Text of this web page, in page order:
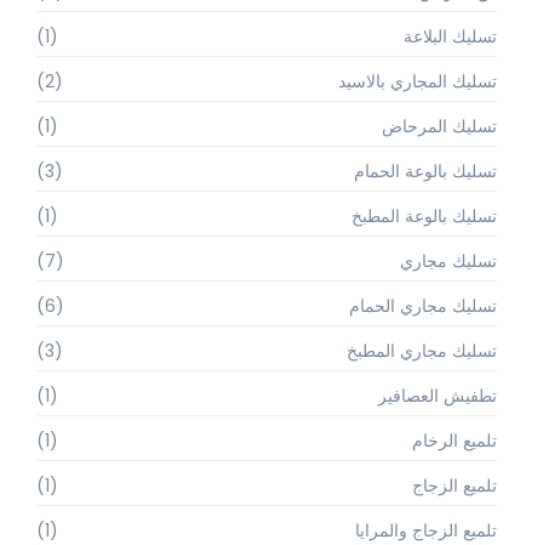
تسليك البلاعة
(1)
تسليك المجاري بالاسيد
(2)
تسليك المرحاض
(1)
تسليك بالوعة الحمام
(3)
تسليك بالوعة المطبخ
(1)
تسليك مجاري
(7)
تسليك مجاري الحمام
(6)
تسليك مجاري المطبخ
(3)
تطفيش العصافير
(1)
تلميع الرخام
(1)
تلميع الزجاج
(1)
تلميع الزجاج والمرايا
(1)